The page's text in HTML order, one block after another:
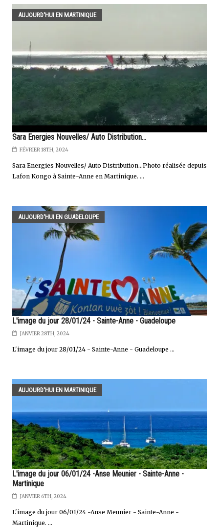
AUJOURD'HUI EN MARTINIQUE
Sara Energies Nouvelles/ Auto Distribution...
FÉVRIER 18TH, 2024
Sara Energies Nouvelles/ Auto Distribution…Photo réalisée depuis
Lafon Kongo à Sainte-Anne en Martinique. ...
AUJOURD'HUI EN GUADELOUPE
L'image du jour 28/01/24 - Sainte-Anne - Guadeloupe
JANVIER 28TH, 2024
L'image du jour 28/01/24 - Sainte-Anne - Guadeloupe ...
AUJOURD'HUI EN MARTINIQUE
L'image du jour 06/01/24 -Anse Meunier - Sainte-Anne -
Martinique
JANVIER 6TH, 2024
L'image du jour 06/01/24 -Anse Meunier - Sainte-Anne -
Martinique. ...